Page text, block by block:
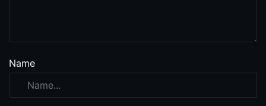
Name